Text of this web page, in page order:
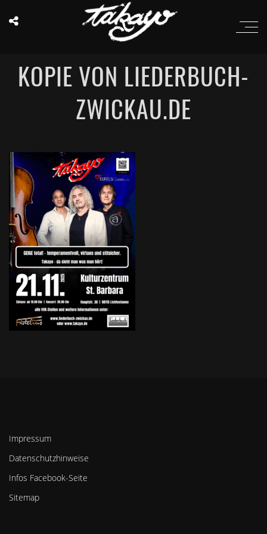
KOPIE VON LIEDERBUCH-
ZWICKAU.DE
Impressum
Datenschutzhinweise
Infos Facebook-Seite
Sitemap